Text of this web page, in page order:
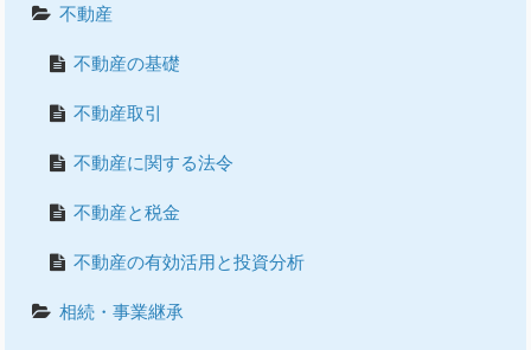
不動産
不動産の基礎
不動産取引
不動産に関する法令
不動産と税金
不動産の有効活用と投資分析
相続・事業継承